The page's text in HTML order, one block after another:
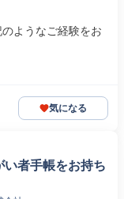
ようなご経験をお
気になる
者手帳をお持ち